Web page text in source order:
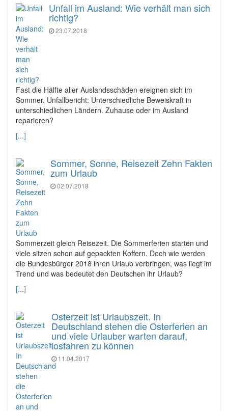
Unfall im Ausland: Wie verhält man sich
richtig?
23.07.2018
Fast die Hälfte aller Auslandsschäden ereignen sich im
Sommer. Unfallbericht: Unterschiedliche Beweiskraft in
unterschiedlichen Ländern. Zuhause oder im Ausland
reparieren?
[...]
Sommer, Sonne, Reisezeit Zehn Fakten
zum Urlaub
02.07.2018
Sommerzeit gleich Reisezeit. Die Sommerferien starten und
viele sitzen schon auf gepackten Koffern. Doch wie werden
die Bundesbürger 2018 ihren Urlaub verbringen, was liegt im
Trend und was bedeutet den Deutschen ihr Urlaub?
[...]
Osterzeit ist Urlaubszeit. In
Deutschland stehen die Osterferien an
und viele Urlauber warten darauf,
losfahren zu können
11.04.2017